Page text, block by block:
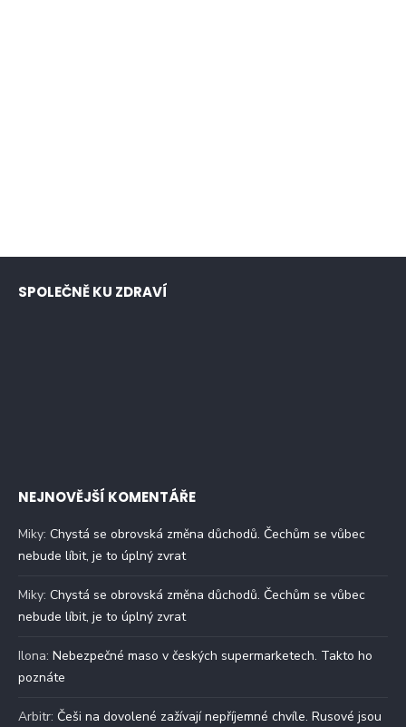
SPOLEČNĚ KU ZDRAVÍ
NEJNOVĚJŠÍ KOMENTÁŘE
Miky: Chystá se obrovská změna důchodů. Čechům se vůbec
nebude líbit, je to úplný zvrat
Miky: Chystá se obrovská změna důchodů. Čechům se vůbec
nebude líbit, je to úplný zvrat
Ilona: Nebezpečné maso v českých supermarketech. Takto ho
poznáte
Arbitr: Češi na dovolené zažívají nepříjemné chvíle. Rusové jsou